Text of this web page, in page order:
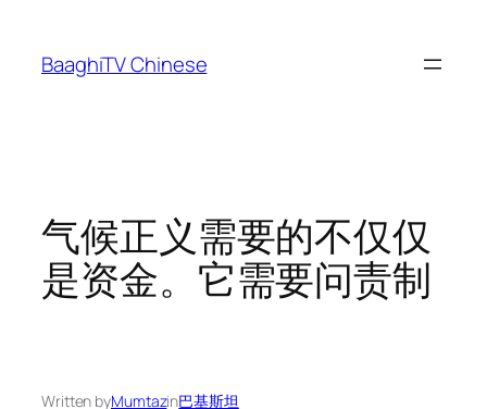
content
BaaghiTV Chinese
气候正义需要的不仅仅
是资金。它需要问责制
Written byMumtazin巴基斯坦